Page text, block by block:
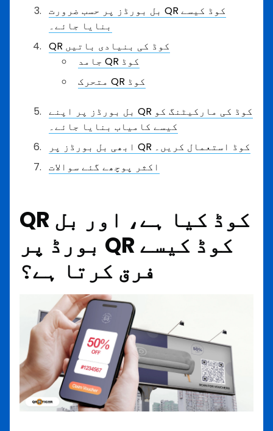
بل بورڈز پر حسب ضرورت QR کوڈ کیسے
بنایا جائے۔
QR کوڈ کی بنیادی باتیں
جامد QR کوڈ
متحرک QR کوڈ
بل بورڈز پر اپنے QR کوڈ کی مارکیٹنگ کو
کیسے کامیاب بنایا جائے۔
ابھی بل بورڈز پر QR کوڈ استعمال کریں۔
اکثر پوچھے گئے سوالات
QR کوڈ کیا ہے، اور بل
بورڈ پر QR کوڈ کیسے
فرق کرتا ہے؟